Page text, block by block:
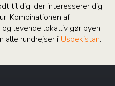
til dig, der interesserer dig
Kombinationen af
levende lokalliv gør byen
rundrejser i Usbekistan.